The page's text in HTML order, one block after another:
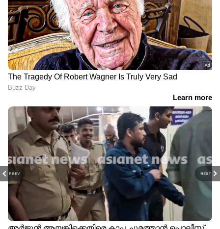
PREV NEXT
ABOUT THE AUTHOR
WD Web Desk
ഭക്ഷണം
Follow Us